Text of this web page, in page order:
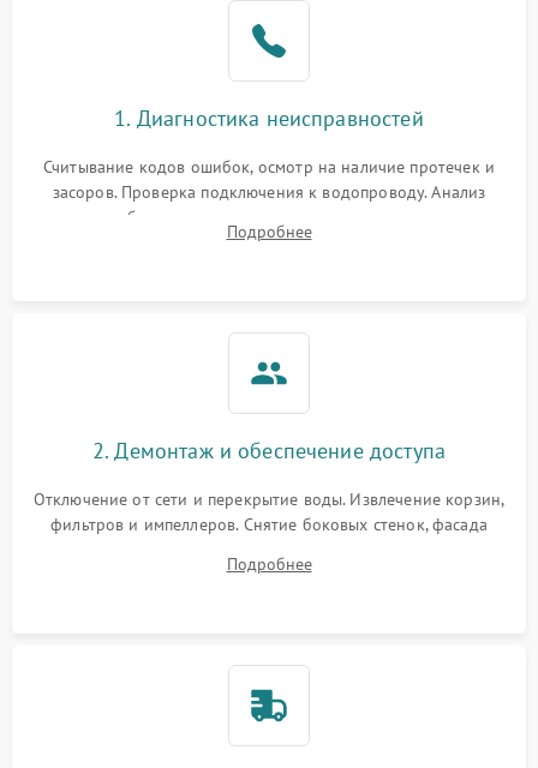
1700 ₽
циркуляционным насосом
2100 ₽ Подробнее →
1. Диагностика неисправностей
Считывание кодов ошибок, осмотр на наличие протечек и
засоров. Проверка подключения к водопроводу. Анализ
жалоб на отсутствие слива, нагрева, вращения
разбрызгивателей или срабатывание системы защиты
Подробнее
2. Демонтаж и обеспечение доступа
Отключение от сети и перекрытие воды. Извлечение корзин,
фильтров и импеллеров. Снятие боковых стенок, фасада
циркуляционному насосу, ТЭНу и сливной помпе.
Подробнее